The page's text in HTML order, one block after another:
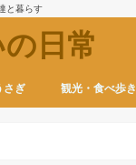
と暮らす
日常
さぎ 観光・食べ歩き